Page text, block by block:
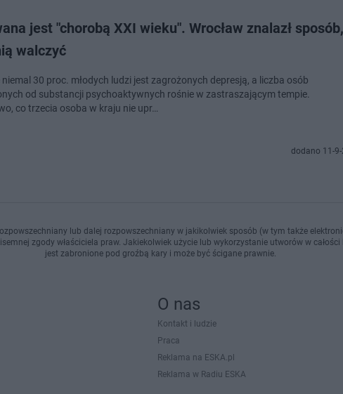
jest "chorobą XXI wieku". Wrocław znalazł sposób,
walczyć
niemal 30 proc. młodych ludzi jest zagrożonych depresją, a liczba osób
od substancji psychoaktywnych rośnie w zastraszającym tempie.
co trzecia osoba w kraju nie upr…
dodano 11-
lub dalej rozpowszechniany w jakikolwiek sposób (w tym także
zgody właściciela praw. Jakiekolwiek użycie lub wykorzystanie utworów w
jest zabronione pod groźbą kary i może być ścigane prawnie.
O nas
Kontakt i ludzie
Praca
Reklama na ESKA.pl
Reklama w Radiu ESKA